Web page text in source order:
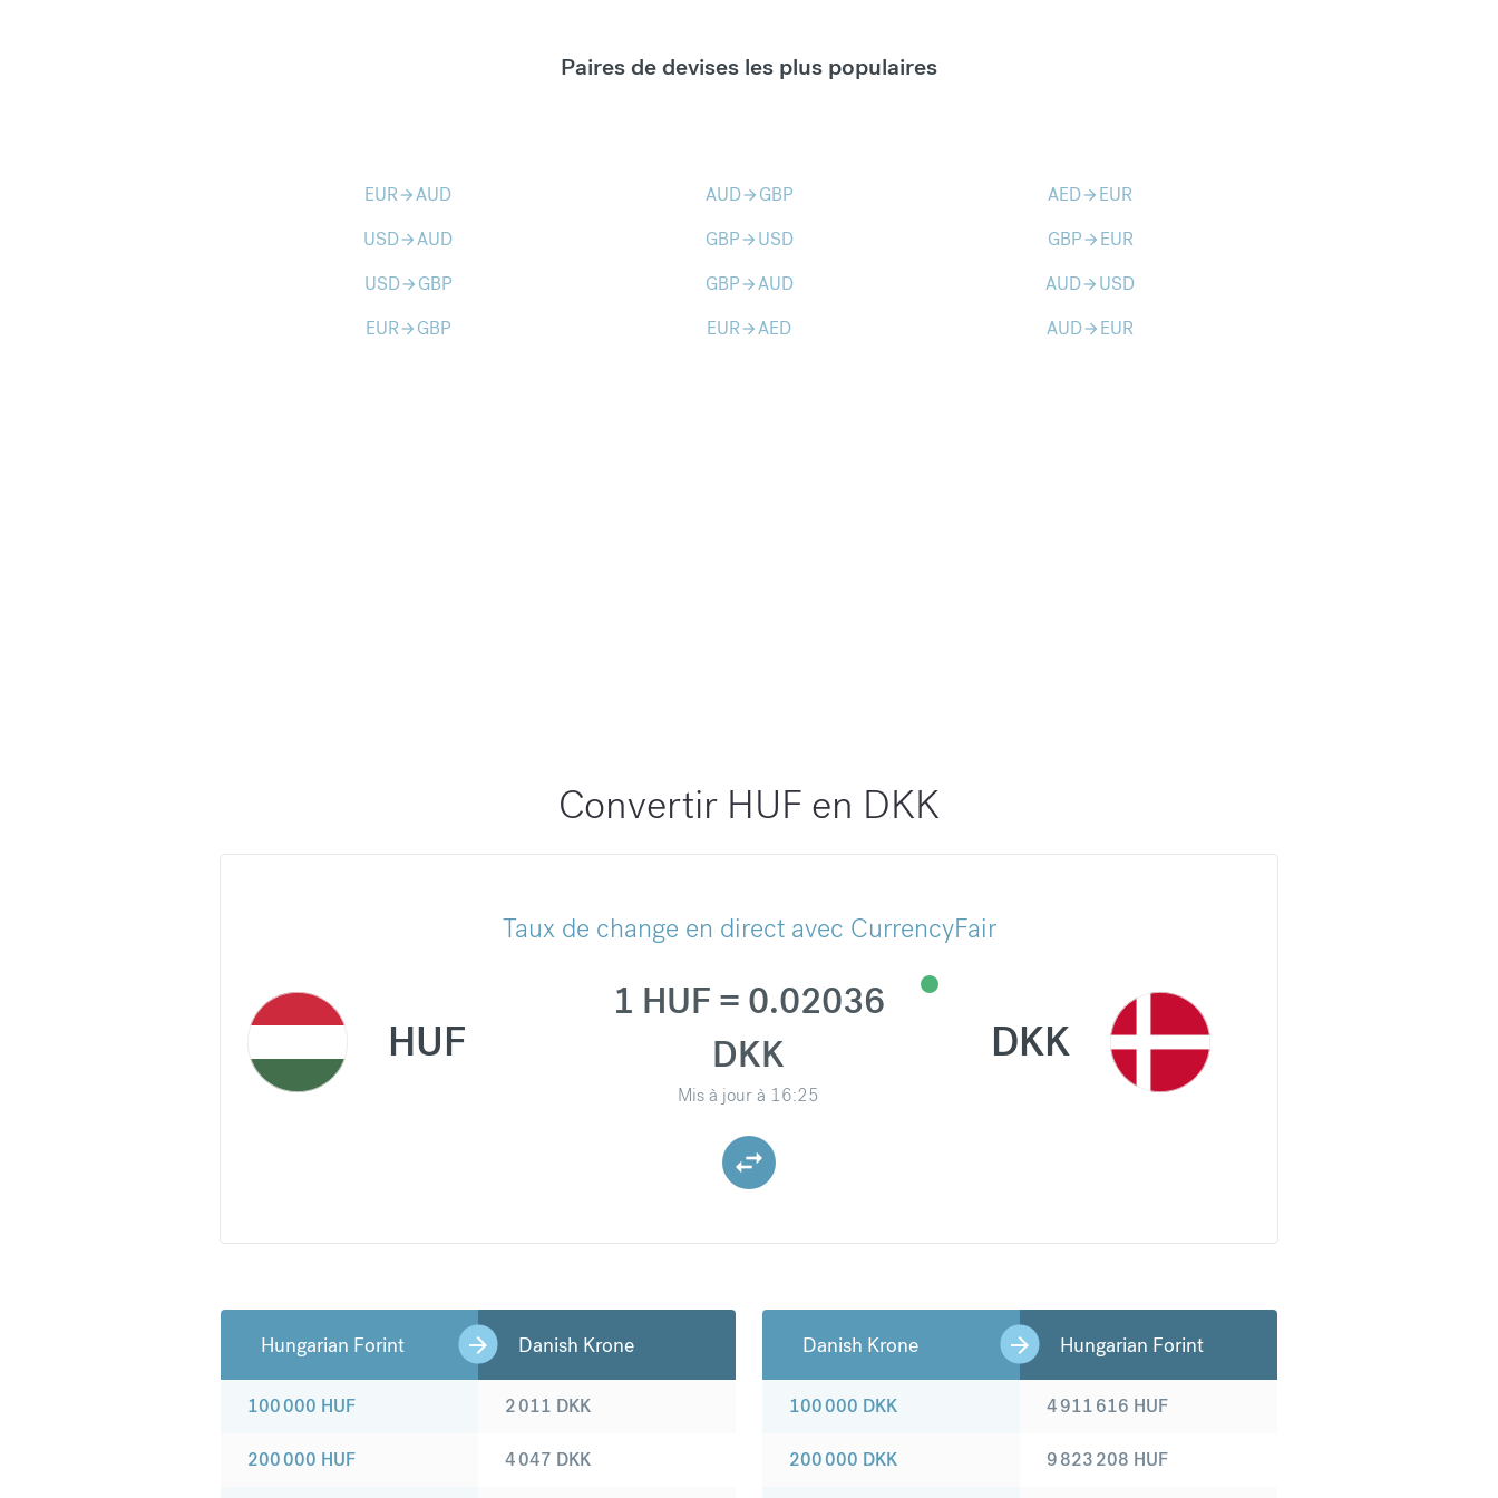
Paires de devises les plus populaires
EURarrow_forwardAUD AUDarrow_forward GBP AEDarrow_forward EUR
USDarrow_forwardAUD GBParrow_forward USD GBParrow_forward EUR
USDarrow_forward GBP GBParrow_forwardAUD AUDarrow_forward USD
EURarrow_forward GBP EURarrow_forwardAED AUDarrow_forward EUR
Convertir HUF en DKK
Taux de change en direct avec CurrencyFair
HUF
1 HUF = 0.02036
DKK
Mis à jour à 16:25
DKK
Hungarian Forint Danish Krone
100 000 HUF
200 000 HUF
2 011 DKK
4 047 DKK
Danish Krone Hungarian Forint
100 000 DKK
200 000 DKK
4 911 616 HUF
9 823 208 HUF